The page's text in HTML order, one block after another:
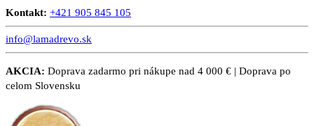
Kontakt: +421 905 845 105
info@lamadrevo.sk
AKCIA: Doprava zadarmo pri nákupe nad 4 000 € | Doprava po
celom Slovensku